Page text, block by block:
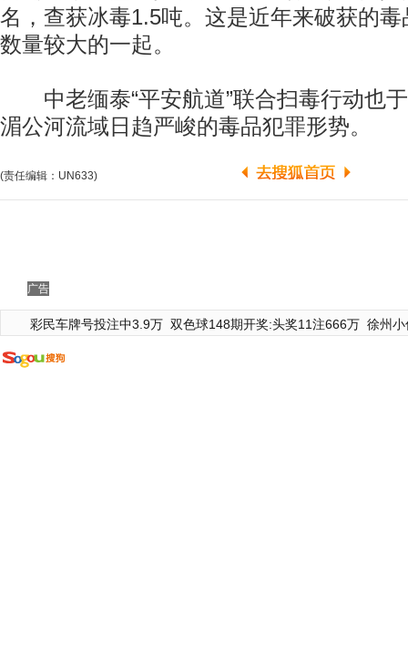
名，查获冰毒1.5吨。这是近年来破获的
数量较大的一起。
中老缅泰“平安航道”联合扫毒行动也
湄公河流域日趋严峻的毒品犯罪形势。
(责任编辑：UN633)
广告
彩民车牌号投注中3.9万 双色球148期开奖:头奖11注666万 徐州